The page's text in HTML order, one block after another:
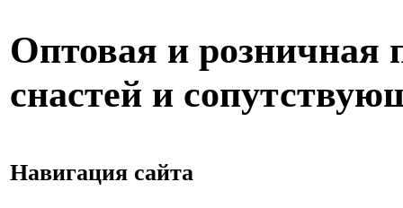
Оптовая и розничная
снастей и
Навигация сайта